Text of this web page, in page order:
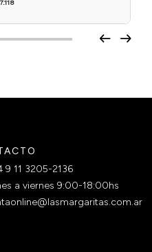
9 11 3205-2136
a viernes 9:00-18:00hs